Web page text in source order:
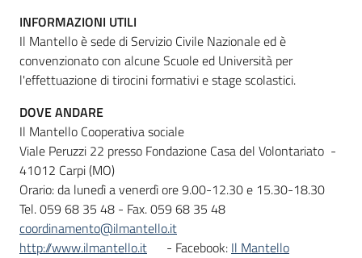
INFORMAZIONI UTILI
Il Mantello è sede di Servizio Civile Nazionale ed è
convenzionato con alcune Scuole ed Università per
l'effettuazione di tirocini formativi e stage scolastici.
DOVE ANDARE
Il Mantello Cooperativa sociale
Viale Peruzzi 22 presso Fondazione Casa del Volontariato -
41012 Carpi (MO)
Orario: da lunedì a venerdì ore 9.00-12.30 e 15.30-18.30
Tel. 059 68 35 48 - Fax. 059 68 35 48
coordinamento@ilmantello.it
http://www.ilmantello.it
- Facebook: Il Mantello